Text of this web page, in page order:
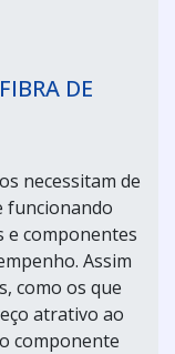
DE
necessitam de
funcionando
e componentes
Assim
como os que
atrativo ao
componente